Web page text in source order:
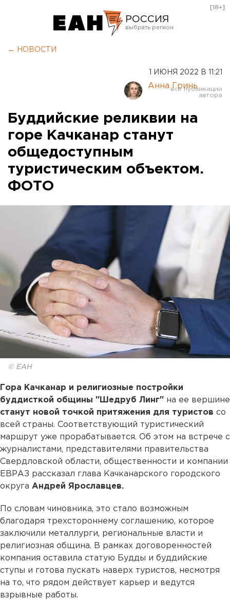
РОССИЯ
Курган
Оренбург
[18+]
← НОВОСТИ
1 ИЮНЯ 2022 В 11:21
Анна Гринь
Буддийские реликвии на
горе Качканар станут
общедоступным
туристическим объектом.
ФОТО
© ЕАН
Гора Качканар и религиозные постройки
буддисткой общины "Шедруб Линг" на ее вершине
станут новой точкой притяжения для туристов со
всей страны. Соответствующий туристический
маршрут уже прорабатывается. Об этом на встрече с
журналистами, представителями правительства
Свердловской области, общественности и компании
ЕВРАЗ рассказал глава Качканарского городского
округа Андрей Ярославцев.
По словам чиновника, это стало возможным
благодаря трехстороннему соглашению, которое
заключили металлурги, региональные власти и
религиозная община. В рамках договоренностей
компания оставила статую Будды и буддийские
ступы и готова пускать наверх туристов, несмотря
на то, что рядом действует карьер и ведутся
взрывные работы.